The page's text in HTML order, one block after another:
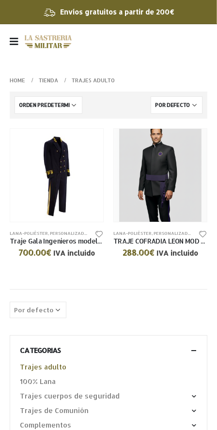
Envíos gratuitos a partir de 200€
HOME TIENDA TRAJES ADULTO
LANA-POLIÉSTER PERSONALIZADOS TRAJES ADULTO
Traje Gala Ingenieros modelo 5308
700.00€ IVA incluido
LANA-POLIÉSTER PERSONALIZADOS TRAJES
TRAJE COFRADIA LEON MOD 5262 – 5229
288.00€ IVA incluido
CATEGORIAS
Trajes adulto
100% Lana
Trajes cuerpos de seguridad
Trajes de Comunión
Complementos